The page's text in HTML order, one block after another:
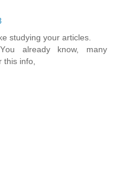
ѕtudying уour artiсles.
alreаdy know, many
this info,